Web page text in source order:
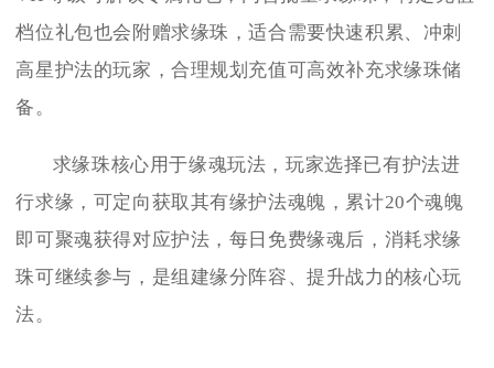
档位礼包也会附赠求缘珠，适合需要快速积累、冲刺
高星护法的玩家，合理规划充值可高效补充求缘珠储
备。
求缘珠核心用于缘魂玩法，玩家选择已有护法进
行求缘，可定向获取其有缘护法魂魄，累计20个魂魄
即可聚魂获得对应护法，每日免费缘魂后，消耗求缘
珠可继续参与，是组建缘分阵容、提升战力的核心玩
法。